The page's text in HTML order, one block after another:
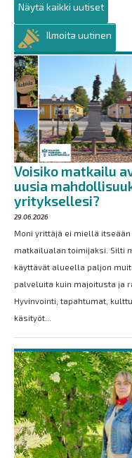
Näytä kaikki uutiset
Ilmoita uutinen
Voisiko matkailu
uusia
yrityksellesi?
29.06.2026
Moni yrittäjä ei miellä itseään
matkailualan toimijaksi. Silti
käyttävät alueella paljon
palveluita kuin majoitusta ja
Hyvinvointi, tapahtumat,
käsityöt...